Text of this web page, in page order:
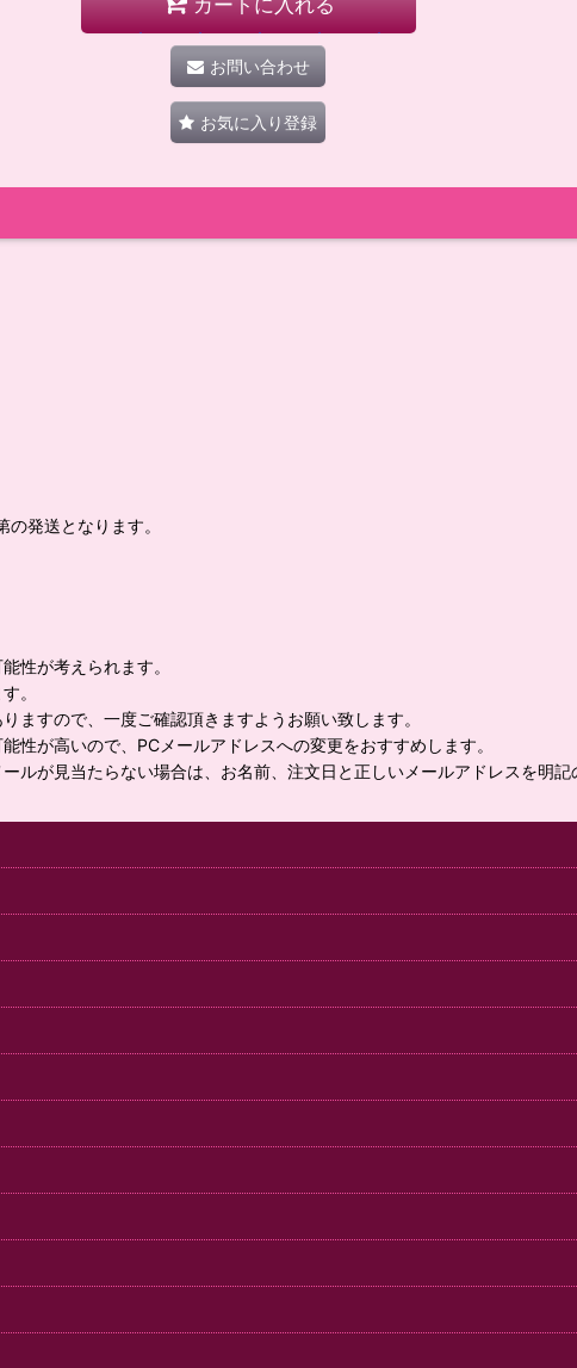
お問い合わせ
お気に入り登録
発送となります。
性が考えられます。
。
ますので、一度ご確認頂きますようお願い致します。
が高いので、PCメールアドレスへの変更をおすすめします。
が見当たらない場合は、お名前、注文日と正しいメールアドレスを明記